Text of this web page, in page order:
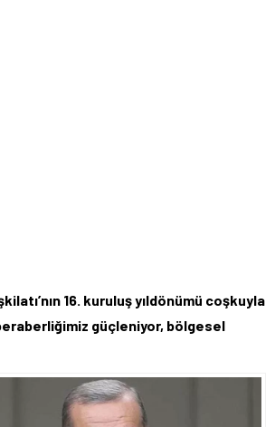
16. kuruluş yıldönümü coşkuyla
güçleniyor, bölgesel